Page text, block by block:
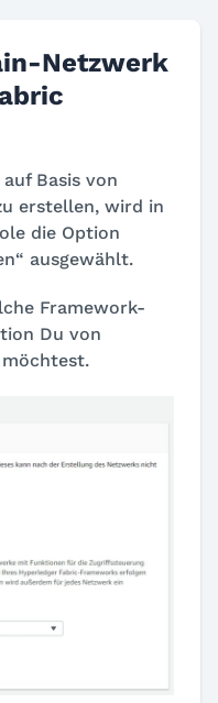
Netzwerk
Basis von
erstellen, wird in
die Option
ausgewählt.
Framework-
Du von